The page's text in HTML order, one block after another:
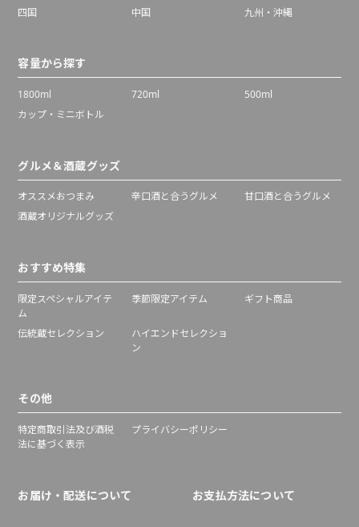
四国
中国 九州・沖縄
容量から探す
1800ml 720ml
500ml
カップ・ミニボトル
グルメ＆酒蔵グッズ
オススメおつまみ 辛口酒と合うグルメ
甘口酒と合うグルメ
酒蔵オリジナルグッズ
おすすめ特集
限定スペシャルアイテ
ム
季節限定アイテム ギフト商品
伝統蔵セレクション
ハイエンドセレクショ
ン
その他
特定商取引法及び酒税
法に基づく表示
プライバシーポリシー
お届け・配送について お支払方法について